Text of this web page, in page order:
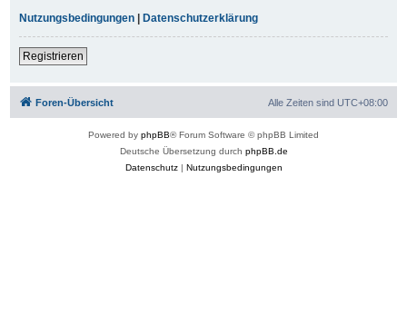
Nutzungsbedingungen| Datenschutzerklärung
Registrieren
Foren-Übersicht Alle Zeiten sind UTC+08:00
Powered by phpBB® Forum Software © phpBB Limited
Deutsche Übersetzung durch phpBB.de
Datenschutz| Nutzungsbedingungen